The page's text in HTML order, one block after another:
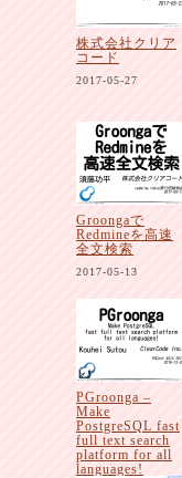
株式会社クリア
コード
2017-05-27
Groongaで
Redmineを高速
全文検索
2017-05-13
PGroonga –
Make
PostgreSQL fast
full text search
platform for all
languages!